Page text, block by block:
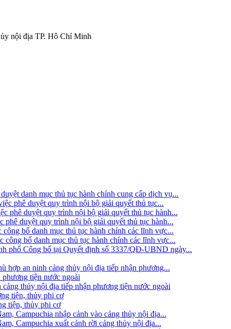
nội địa TP. Hô Chí Minh
danh mục thủ tục hành chính cung cấp dịch vụ...
phê duyệt quy trình nội bộ giải quyết thủ tục...
phê duyệt quy trình nội bộ giải quyết thủ tục hành...
duyệt quy trình nội bộ giải quyết thủ tục hành...
bố danh mục thủ tục hành chính các lĩnh vực...
bố danh mục thủ tục hành chính các lĩnh vực...
phố Công bố tại Quyết định số 3337/QĐ-UBND ngày...
hợp an ninh cảng thủy nội địa tiếp nhận phương...
phương tiện nước ngoài
thủy nội địa tiếp nhận phương tiện nước ngoài
tiện, thủy phi cơ
tiện, thủy phi cơ
Campuchia nhập cảnh vào cảng thủy nội địa...
Campuchia xuất cảnh rời cảng thủy nội địa...